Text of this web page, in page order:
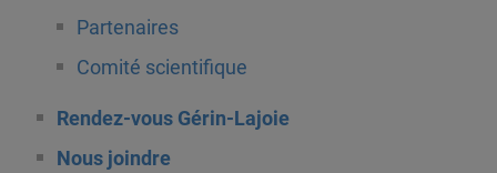
Partenaires
Comité scientifique
Rendez-vous Gérin-Lajoie
Nous joindre